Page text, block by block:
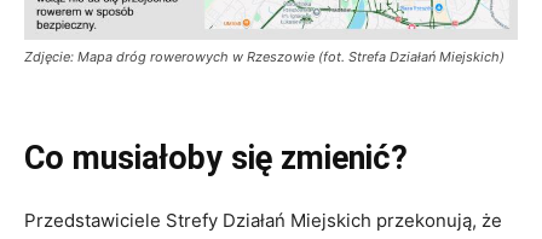
Zdjęcie: Mapa dróg rowerowych w Rzeszowie (fot. Strefa Działań Miejskich)
Co musiałoby się zmienić?
Przedstawiciele Strefy Działań Miejskich przekonują, że